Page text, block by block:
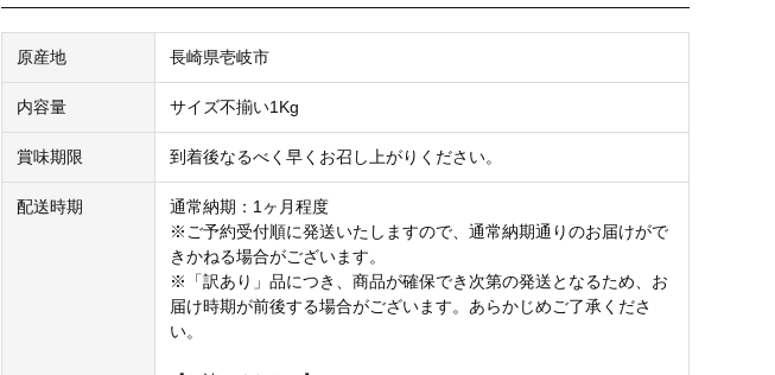
原産地 長崎県壱岐市
内容量 サイズ不揃い1Kg
賞味期限 到着後なるべく早くお召し上がりください。
配送時期
通常納期：1ヶ月程度
※ご予約受付順に発送いたしますので、通常納期通りのお届けがで
きかねる場合がございます。
※「訳あり」品につき、商品が確保でき次第の発送となるため、お
届け時期が前後する場合がございます。あらかじめご了承くださ
い。